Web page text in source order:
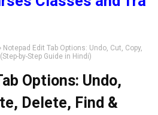
Notepad Edit Tab Options: Undo, Cut, Copy,
by-Step Guide in Hindi)
Options: Undo,
Delete, Find &